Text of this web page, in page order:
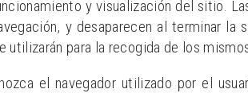
y visualización del sitio.
y desaparecen al terminar la
utilizarán para la recogida de los
el navegador utilizado por el